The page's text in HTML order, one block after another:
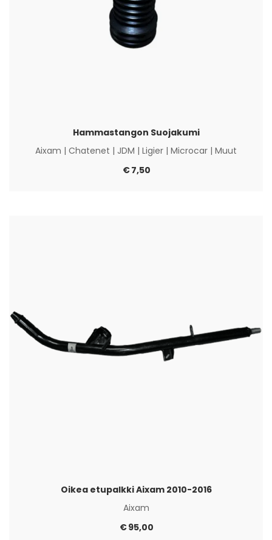
Hammastangon Suojakumi
Aixam | Chatenet | JDM | Ligier | Microcar | Muut
€7,50
Oikea etupalkki Aixam 2010-2016
Aixam
€95,00